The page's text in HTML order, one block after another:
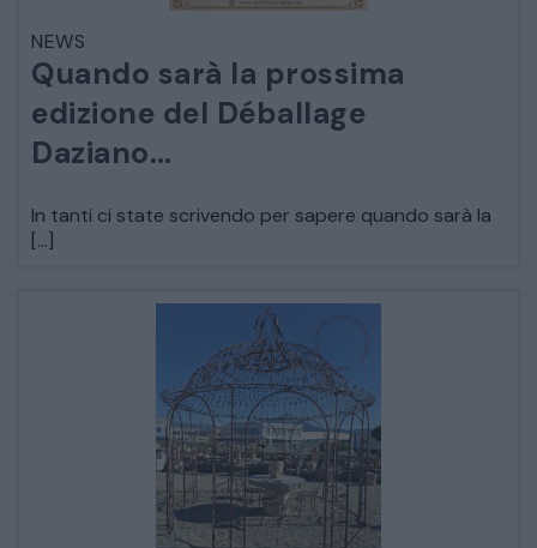
DECORAZIONI OGGETTISTICA ILLUMINAZIONE
STILI ED ESPOSIZIONE
STRUMENTI MUSICALI
VEICOLI D’EPOCA
NEWS
Quando sarà la prossima
edizione del Déballage
Daziano…
In tanti ci state scrivendo per sapere quando sarà la
[…]